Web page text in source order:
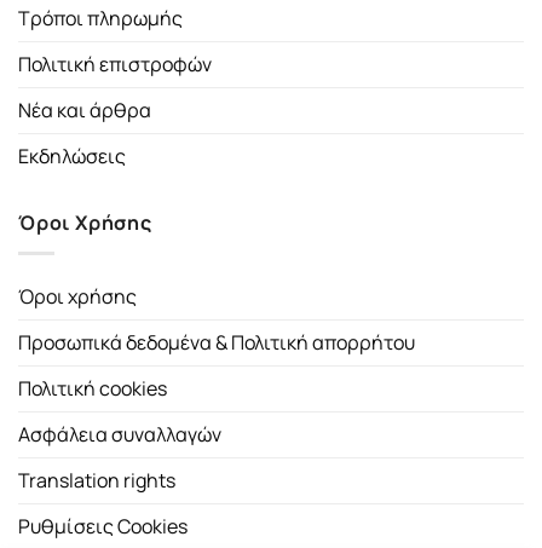
Τρόποι πληρωμής
Πολιτική επιστροφών
Νέα και άρθρα
Εκδηλώσεις
Όροι Χρήσης
Όροι χρήσης
Προσωπικά δεδομένα & Πολιτική απορρήτου
Πολιτική cookies
Ασφάλεια συναλλαγών
Translation rights
Ρυθμίσεις Cookies